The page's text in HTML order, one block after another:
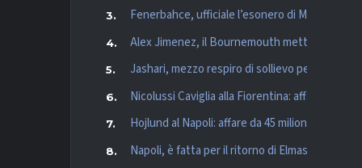
Fenerbahce, ufficiale l’esonero di Mourinho
Alex Jimenez, il Bournemouth mette la freccia
Jashari, mezzo respiro di sollievo per il Milan: il
Nicolussi Caviglia alla Fiorentina: affare da circa
Hojlund al Napoli: affare da 45 milioni per
Napoli, è fatta per il ritorno di Elmas: colpo a